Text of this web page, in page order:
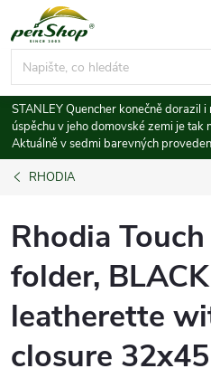
na
obsah
STANLEY Quencher konečně dorazil
úspěchu v jeho domovské zemi je tak
Aktuálně v sedmi barevných
RHODIA
Rhodia
folder,
leatherette
closure